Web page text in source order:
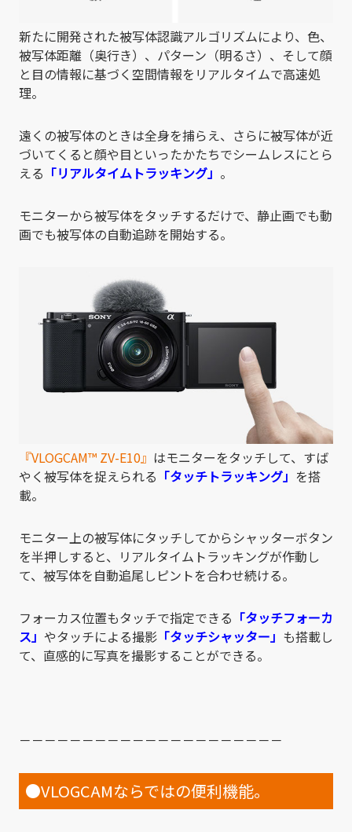
新たに開発された被写体認識アルゴリズムにより、色、
被写体距離（奥行き）、パターン（明るさ）、そして顔
と目の情報に基づく空間情報をリアルタイムで高速処
理。
遠くの被写体のときは全身を捕らえ、さらに被写体が近
づいてくると顔や目といったかたちでシームレスにとら
える 「リアルタイムトラッキング」 。
モニターから被写体をタッチするだけで、静止画でも動
画でも被写体の自動追跡を開始する。
『VLOGCAM™ ZV-E10』 はモニターをタッチして、すば
やく被写体を捉えられる 「タッチトラッキング」 を搭
載。
モニター上の被写体にタッチしてからシャッターボタン
を半押しすると、リアルタイムトラッキングが作動し
て、被写体を自動追尾しピントを合わせ続ける。
フォーカス位置もタッチで指定できる 「タッチフォーカ
ス」 やタッチによる撮影 「タッチシャッター」 も搭載し
て、直感的に写真を撮影することができる。
－－－－－－－－－－－－－－－－－－－－－
●VLOGCAMならではの便利機能。